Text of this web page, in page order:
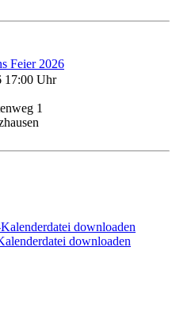
Feier 2026
17:00 Uhr
1
downloaden
downloaden